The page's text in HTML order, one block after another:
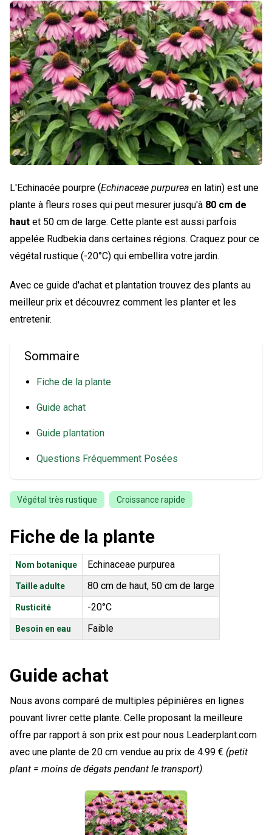
L'Echinacée pourpre (Echinaceae purpurea en latin) est une
plante à fleurs roses qui peut mesurer jusqu'à 80 cm de
haut et 50 cm de large. Cette plante est aussi parfois
appelée Rudbekia dans certaines régions. Craquez pour ce
végétal rustique (-20°C) qui embellira votre jardin.
Avec ce guide d'achat et plantation trouvez des plants au
meilleur prix et découvrez comment les planter et les
entretenir.
Sommaire
Fiche de la plante
Guide achat
Guide plantation
Questions Fréquemment Posées
Végétal très rustique Croissance rapide
Fiche de la plante
Nom botanique Echinaceae purpurea
Taille adulte 80 cm de haut, 50 cm de large
Rusticité -20°C
Besoin en eau Faible
Guide achat
Nous avons comparé de multiples pépinières en lignes
pouvant livrer cette plante. Celle proposant la meilleure
offre par rapport à son prix est pour nous Leaderplant.com
avec une plante de 20 cm vendue au prix de 4.99 € (petit
plant = moins de dégats pendant le transport).